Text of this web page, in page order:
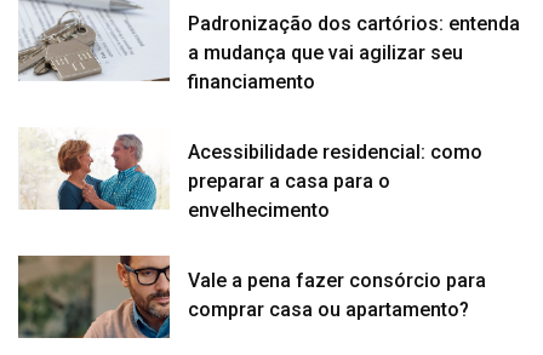
Padronização dos cartórios: entenda
a mudança que vai agilizar seu
financiamento
Acessibilidade residencial: como
preparar a casa para o
envelhecimento
Vale a pena fazer consórcio para
comprar casa ou apartamento?